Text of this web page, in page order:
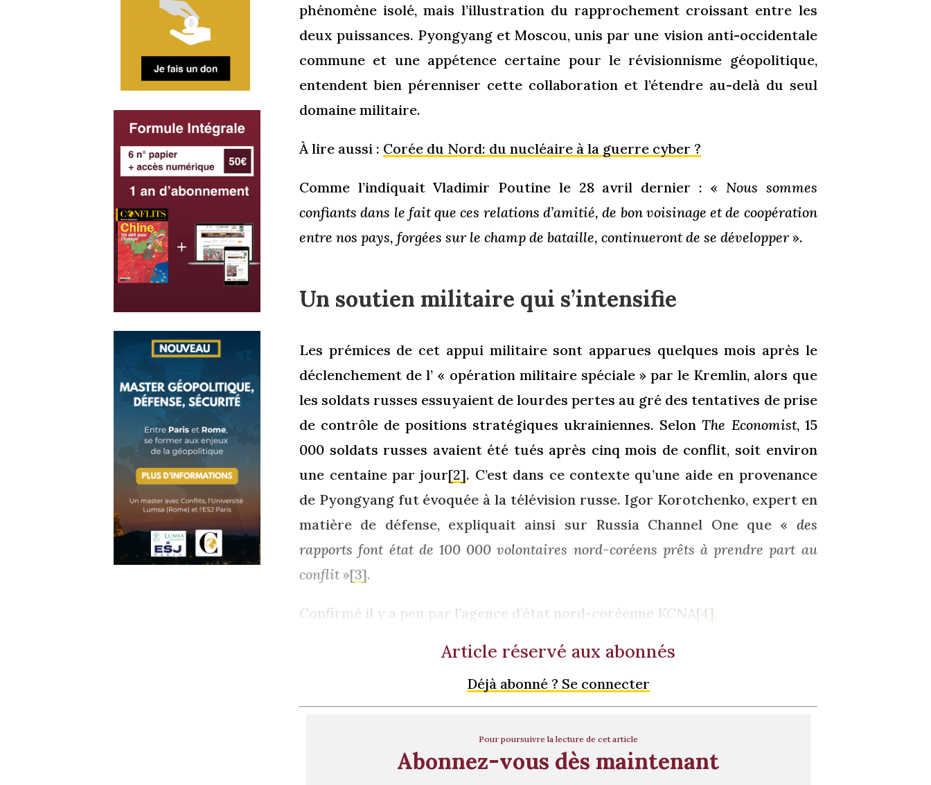
phénomène isolé, mais l’illustration du rapprochement croissant entre les
deux puissances. Pyongyang et Moscou, unis par une vision anti-occidentale
commune et une appétence certaine pour le révisionnisme géopolitique,
entendent bien pérenniser cette collaboration et l’étendre au-delà du seul
domaine militaire.
À lire aussi : Corée du Nord: du nucléaire à la guerre cyber ?
Comme l’indiquait Vladimir Poutine le 28 avril dernier : « Nous sommes
confiants dans le fait que ces relations d’amitié, de bon voisinage et de coopération
entre nos pays, forgées sur le champ de bataille, continueront de se développer».
Un soutien militaire qui s’intensifie
Les prémices de cet appui militaire sont apparues quelques mois après le
déclenchement de l’ « opération militaire spéciale » par le Kremlin, alors que
les soldats russes essuyaient de lourdes pertes au gré des tentatives de prise
de contrôle de positions stratégiques ukrainiennes. SelonThe Economist, 15
000 soldats russes avaient été tués après cinq mois de conflit, soit environ
une centaine par jour[2]. C’est dans ce contexte qu’une aide en provenance
de Pyongyang fut évoquée à la télévision russe. Igor Korotchenko, expert en
matière de défense, expliquait ainsi sur Russia Channel One que « des
rapports font état de 100 000 volontaires nord-coréens prêts à prendre part au
conflit »[3].
Confirmé il y a peu par l’agence d’état nord-coréenne KCNA[4]
Article réservé aux abonnés
Déjà abonné ? Se connecter
Pour poursuivre la lecture de cet article
Abonnez-vous dès maintenant